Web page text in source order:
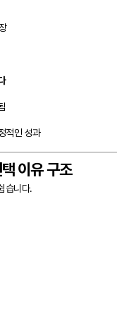
적인 성과
이유 구조
습니다.